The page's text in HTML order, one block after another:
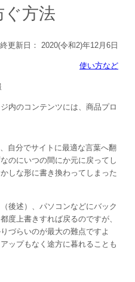
方法
更新日： 2020(令和2)年12月6日
使い方など
内のコンテンツには、商品プロ
自分でサイトに最適な言葉へ翻
のにいつの間にか元に戻ってし
しな形に書き換わってしまった
後述）、パソコンなどにバック
度上書きすれば戻るのですが、
づらいのが最大の難点ですよ
ップもなく途方に暮れることも